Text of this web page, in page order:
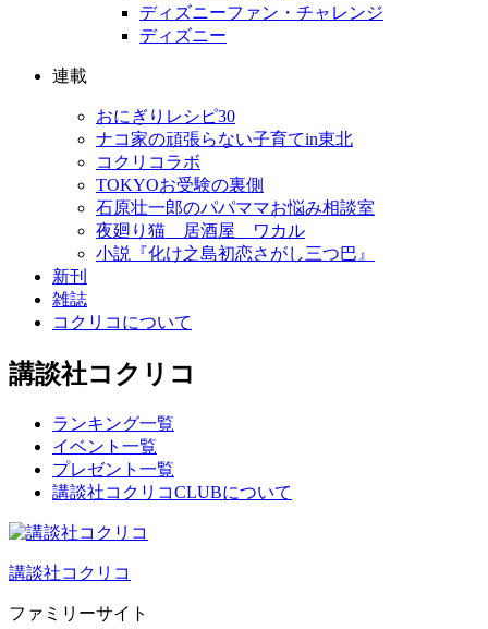
ディズニーファン・チャレンジ
ディズニー
連載
おにぎりレシピ30
ナコ家の頑張らない子育てin東北
コクリコラボ
TOKYOお受験の裏側
石原壮一郎のパパママお悩み相談室
夜廻り猫 居酒屋 ワカル
小説『化け之島初恋さがし三つ巴』
新刊
雑誌
コクリコについて
講談社コクリコ
ランキング一覧
イベント一覧
プレゼント一覧
講談社コクリコCLUBについて
講談社コクリコ
ファミリーサイト